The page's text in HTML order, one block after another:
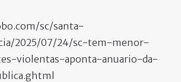
sc/santa-
2025/07/24/sc-tem-menor-
violentas-aponta-anuario-da-